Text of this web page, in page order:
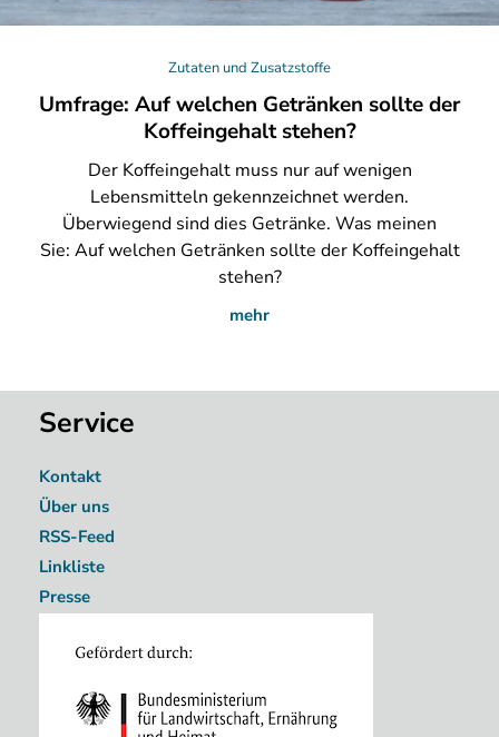
Zutaten und Zusatzstoffe
Umfrage: Auf welchen Getränken sollte der
Koffeingehalt stehen?
DerKoffeingehalt muss nur auf wenigen
Lebensmitteln gekennzeichnet werden.
Überwiegend sind dies Getränke. Was meinen
Sie: Auf welchen Getränken sollte der Koffeingehalt
stehen?
mehr
Service
Kontakt
Über uns
RSS-Feed
Linkliste
Presse